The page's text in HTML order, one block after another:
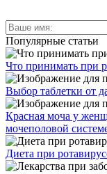
Популярные статьи
Что принимать при
Выбор таблетки от
Красная моча у
мочеполовой
Диета при